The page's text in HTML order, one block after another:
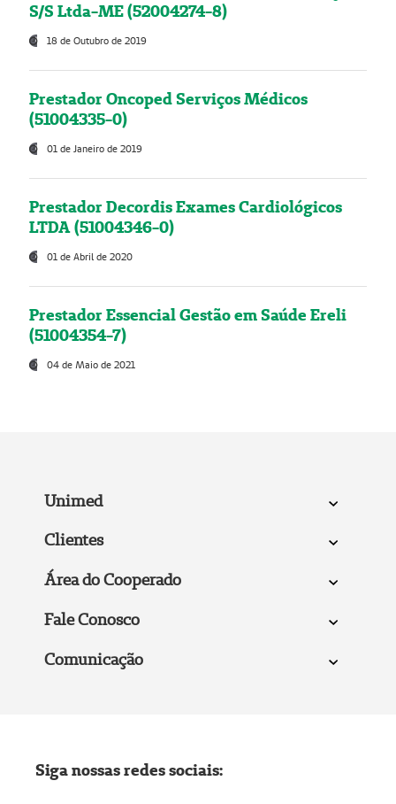
S/S Ltda-ME (52004274-8)
18 de Outubro de 2019
Prestador Oncoped Serviços Médicos
(51004335-0)
01 de Janeiro de 2019
Prestador Decordis Exames Cardiológicos
LTDA (51004346-0)
01 de Abril de 2020
Prestador Essencial Gestão em Saúde Ereli
(51004354-7)
04 de Maio de 2021
Unimed
Clientes
Área do Cooperado
Fale Conosco
Comunicação
Siga nossas redes sociais: